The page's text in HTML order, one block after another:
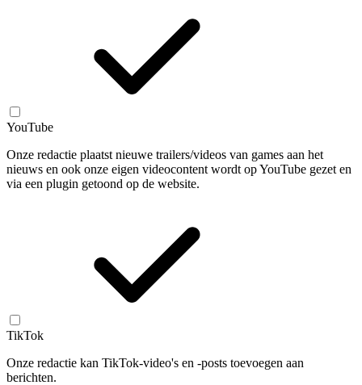
YouTube
Onze redactie plaatst nieuwe trailers/videos van games aan het
nieuws en ook onze eigen videocontent wordt op YouTube gezet en
via een plugin getoond op de website.
TikTok
Onze redactie kan TikTok-video's en -posts toevoegen aan
berichten.